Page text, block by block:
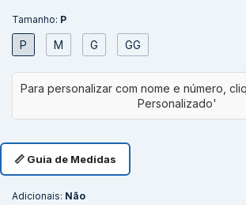
Tamanho: P
P M G GG
📏 Guia de Medidas
Adicionais: Não